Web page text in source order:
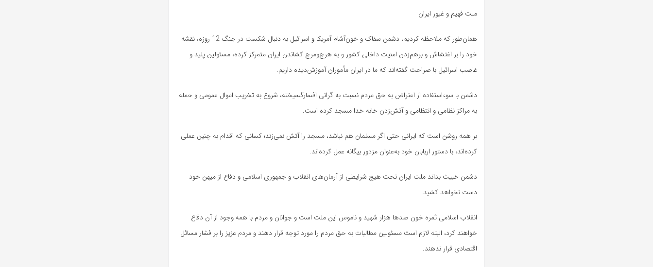
ملت فهیم و غیور ایران
همان‌طور که ملاحظه کردیم، دشمن سفاک و خون‌آشام آمریکا و اسرائیل به دنبال شکست در جنگ 12 روزه، نقشه
خود را بر اغتشاش و برهم‌زدن امنیت داخلی کشور و به هرج‌ومرج کشاندن ایران متمرکز کرده، مسئولین پلید و
غاصب اسرائیل با صراحت گفته‌اند که ما در ایران مأموران آموزش‌دیده داریم.
دشمن با سوءاستفاده از اعتراض به حق مردم نسبت به گرانی افسارگسیخته، شروع به تخریب اموال عمومی و حمله
به مراکز نظامی و انتظامی و آتش‌زدن خانه خدا مسجد کرده است.
بر همه روشن است که ایرانی حتی اگر مسلمان هم نباشد، مسجد را آتش نمی‌زند؛ کسانی که اقدام به چنین عملی
کرده‌اند، با دستور اربابان خود به‌عنوان مزدور بیگانه عمل کرده‌اند.
دشمن خبیث بداند ملت ایران تحت هیچ شرایطی از آرمان‌های انقلاب و جمهوری اسلامی و دفاع از میهن خود
دست نخواهد کشید.
انقلاب اسلامی ثمره خون صدها هزار شهید و ناموس این ملت است و جوانان و مردم با همه‌ وجود از آن دفاع
خواهند کرد، البته لازم است مسئولین مطالبات به حق مردم را مورد توجه قرار دهند و مردم عزیز را بر فشار مسائل
اقتصادی قرار ندهند.